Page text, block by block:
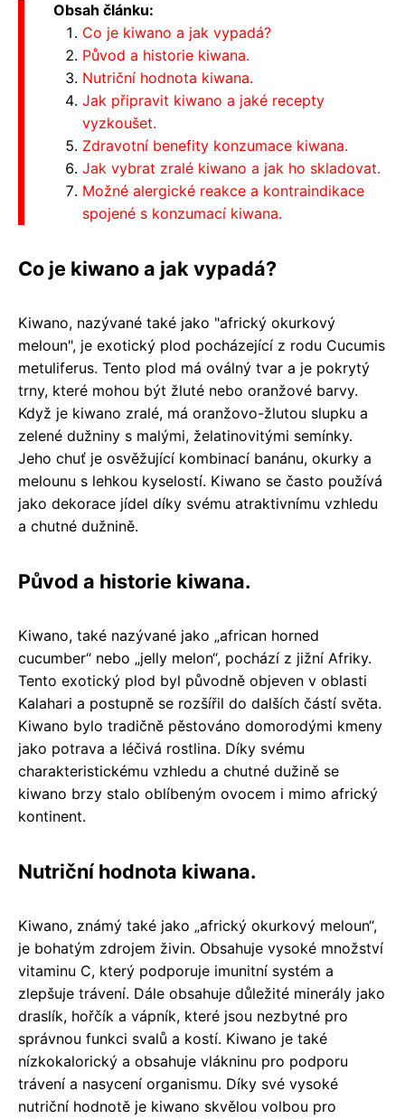
Obsah článku:
Co je kiwano a jak vypadá?
Původ a historie kiwana.
Nutriční hodnota kiwana.
Jak připravit kiwano a jaké recepty
vyzkoušet.
Zdravotní benefity konzumace kiwana.
Jak vybrat zralé kiwano a jak ho skladovat.
Možné alergické reakce a kontraindikace
spojené s konzumací kiwana.
Co je kiwano a jak vypadá?
Kiwano, nazývané také jako "africký okurkový
meloun", je exotický plod pocházející z rodu Cucumis
metuliferus. Tento plod má oválný tvar a je pokrytý
trny, které mohou být žluté nebo oranžové barvy.
Když je kiwano zralé, má oranžovo-žlutou slupku a
zelené dužniny s malými, želatinovitými semínky.
Jeho chuť je osvěžující kombinací banánu, okurky a
melounu s lehkou kyselostí. Kiwano se často používá
jako dekorace jídel díky svému atraktivnímu vzhledu
a chutné dužnině.
Původ a historie kiwana.
Kiwano, také nazývané jako „african horned
cucumber“ nebo „jelly melon“, pochází z jižní Afriky.
Tento exotický plod byl původně objeven v oblasti
Kalahari a postupně se rozšířil do dalších částí světa.
Kiwano bylo tradičně pěstováno domorodými kmeny
jako potrava a léčivá rostlina. Díky svému
charakteristickému vzhledu a chutné dužině se
kiwano brzy stalo oblíbeným ovocem i mimo africký
kontinent.
Nutriční hodnota kiwana.
Kiwano, známý také jako „africký okurkový meloun“,
je bohatým zdrojem živin. Obsahuje vysoké množství
vitaminu C, který podporuje imunitní systém a
zlepšuje trávení. Dále obsahuje důležité minerály jako
draslík, hořčík a vápník, které jsou nezbytné pro
správnou funkci svalů a kostí. Kiwano je také
nízkokalorický a obsahuje vlákninu pro podporu
trávení a nasycení organismu. Díky své vysoké
nutriční hodnotě je kiwano skvělou volbou pro